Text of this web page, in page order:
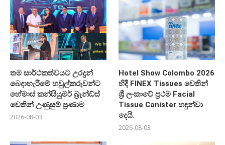
තම සාර්ථකත්වයට උරදුන්
බෙදාහැරීමේ හවුල්කරුවන්ට
හේමාස් කන්සියුමර් බ්‍රෑන්ඩ්ස්
වෙතින් උණුසුම් ප්‍රණාම
2026-08-03
Hotel Show Colombo 2026
හිදී FINEX Tissues වෙතින්
ශ්‍රී ලංකාවේ ප්‍රථම Facial
Tissue Canister හඳුන්වා
දෙයි.
2026-08-03